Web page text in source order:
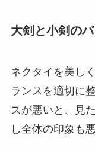
大剣と小剣の
ネクタイを美し
ランスを適切に
スが悪いと、見
し全体の印象も